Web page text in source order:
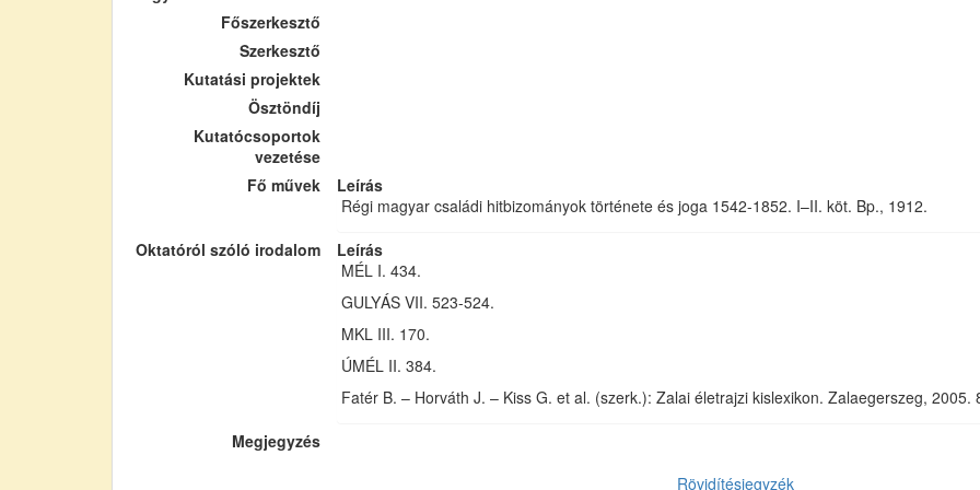
Főszerkesztő
Szerkesztő
Kutatási projektek
Ösztöndíj
Kutatócsoportok
vezetése
Fő művek
Leírás
Régi magyar családi hitbizományok története és joga 1542-1852. I–II. köt. Bp., 1912.
Oktatóról szóló irodalom
Leírás
MÉL I. 434.
GULYÁS VII. 523-524.
MKL III. 170.
ÚMÉL II. 384.
Fatér B. – Horváth J. – Kiss G. et al. (szerk.): Zalai életrajzi kislexikon. Zalaegerszeg, 2005.
Megjegyzés
Rövidítésjegyzék